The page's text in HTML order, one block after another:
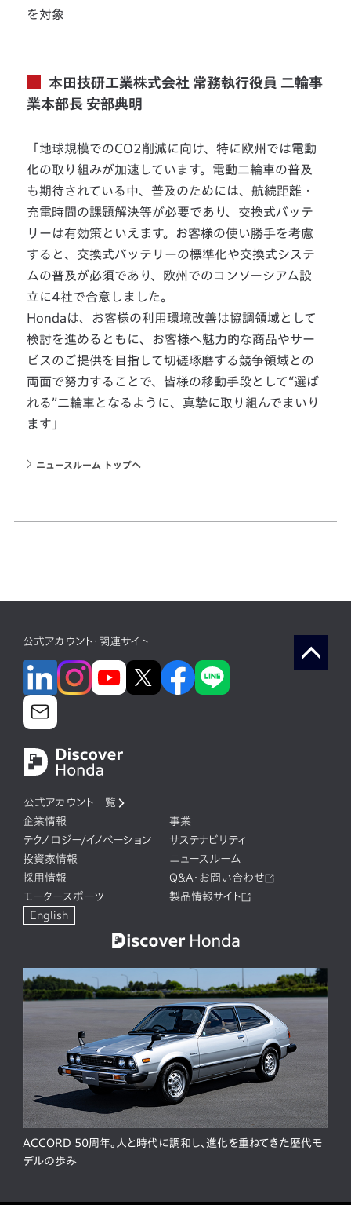
を対象
本田技研工業株式会社 常務執行役員 二輪事
業本部長 安部典明
「地球規模でのCO2削減に向け、特に欧州では電動
化の取り組みが加速しています。電動二輪車の普及
も期待されている中、普及のためには、航続距離・
充電時間の課題解決等が必要であり、交換式バッテ
リーは有効策といえます。お客様の使い勝手を考慮
すると、交換式バッテリーの標準化や交換式システ
ムの普及が必須であり、欧州でのコンソーシアム設
立に4社で合意しました。
Hondaは、お客様の利用環境改善は協調領域として
検討を進めるともに、お客様へ魅力的な商品やサー
ビスのご提供を目指して切磋琢磨する競争領域との
両面で努力することで、皆様の移動手段として“選ば
れる”二輪車となるように、真摯に取り組んでまいり
ます」
ニュースルーム トップへ
公式アカウント・関連サイト
公式アカウント一覧
企業情報
事業
テクノロジー/イノベーション
サステナビリティ
投資家情報
ニュースルーム
採用情報
Q&A・お問い合わせ
モータースポーツ
製品情報サイト
English
ACCORD 50周年。人と時代に調和し、進化を重ねてきた歴代モ
デルの歩み